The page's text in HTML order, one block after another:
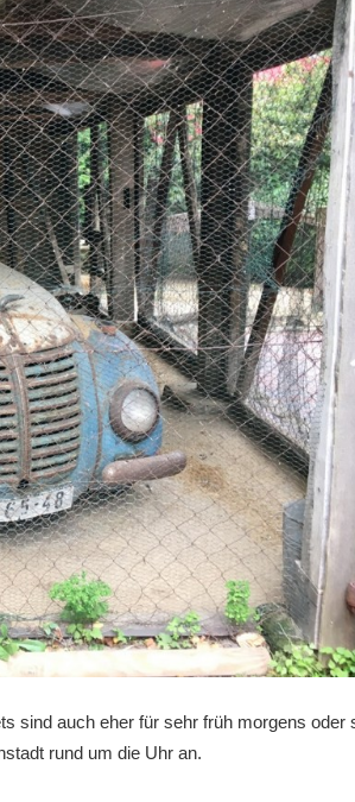
sind auch eher für sehr früh morgens oder
rund um die Uhr an.